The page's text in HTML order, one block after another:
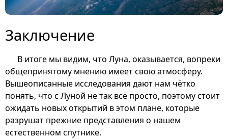
Заключение
В итоге мы видим, что Луна, оказывается, вопреки
общепринятому мнению имеет свою атмосферу.
Вышеописанные исследования дают нам чётко
понять, что с Луной не так всё просто, поэтому стоит
ожидать новых открытий в этом плане, которые
разрушат прежние представления о нашем
естественном спутнике.